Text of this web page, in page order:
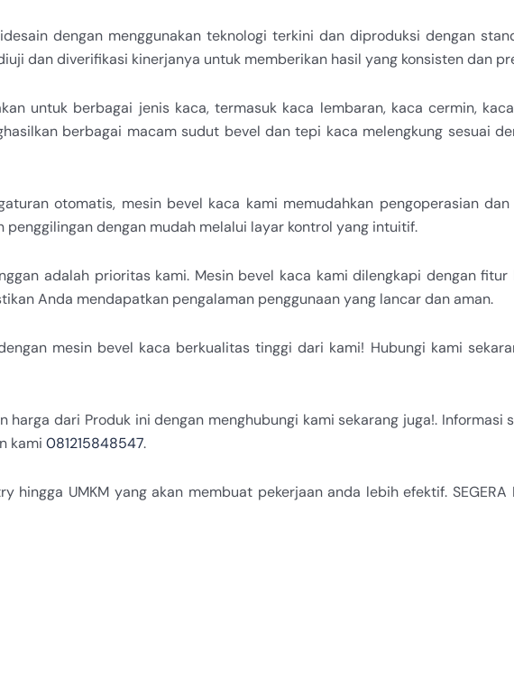
dengan menggunakan teknologi terkini dan diproduksi dengan
dan diverifikasi kinerjanya untuk memberikan hasil yang konsisten dan
untuk berbagai jenis kaca, termasuk kaca lembaran, kaca cermin,
berbagai macam sudut bevel dan tepi kaca melengkung sesuai
otomatis, mesin bevel kaca kami memudahkan pengoperasian
dengan mudah melalui layar kontrol yang intuitif.
adalah prioritas kami. Mesin bevel kaca kami dilengkapi dengan fitur
Anda mendapatkan pengalaman penggunaan yang lancar dan aman.
mesin bevel kaca berkualitas tinggi dari kami! Hubungi kami
dari Produk ini dengan menghubungi kami sekarang juga!. Informasi
kami 081215848547.
UMKM yang akan membuat pekerjaan anda lebih efektif. SEGERA